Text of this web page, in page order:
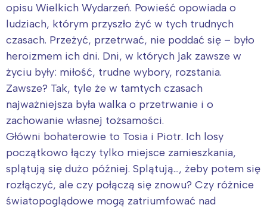
opisu Wielkich Wydarzeń. Powieść opowiada o
ludziach, którym przyszło żyć w tych trudnych
czasach. Przeżyć, przetrwać, nie poddać się – było
heroizmem ich dni. Dni, w których jak zawsze w
życiu były: miłość, trudne wybory, rozstania.
Zawsze? Tak, tyle że w tamtych czasach
najważniejsza była walka o przetrwanie i o
zachowanie własnej tożsamości.
Główni bohaterowie to Tosia i Piotr. Ich losy
początkowo łączy tylko miejsce zamieszkania,
splątują się dużo później. Splątują…, żeby potem się
rozłączyć, ale czy połączą się znowu? Czy różnice
światopoglądowe mogą zatriumfować nad